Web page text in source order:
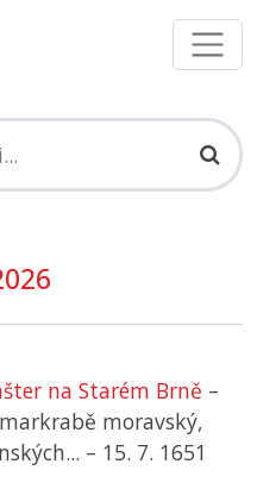
na Starém Brně –
moravský,
– 15. 7. 1651